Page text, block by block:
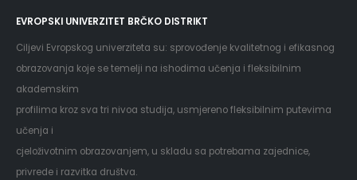
EVROPSKI UNIVERZITET BRČKO DISTRIKT
Ciljevi Evropskog univerziteta su: sprovođenje kvalitetnog i efikasnog
obrazovanja koje se temelji na ishodima učenja i fleksibilnim
akademskim
profilima kroz sva tri nivoa studija, usmjereno fleksibilnim putevima
učenja i
cjeloživotnim obrazovanjem, u skladu sa potrebama zajednice,
privrede i razvitka društva.